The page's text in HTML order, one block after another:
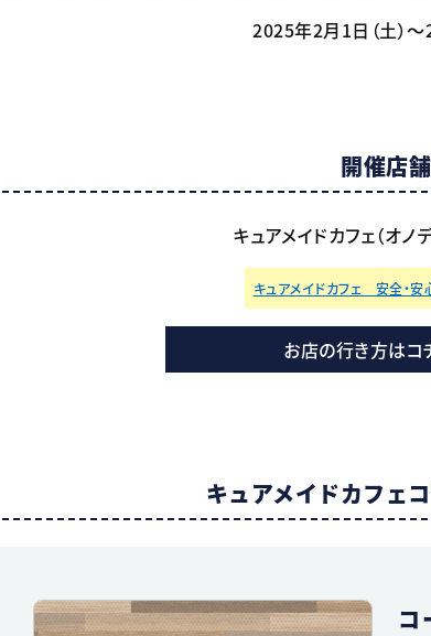
2025年2月1日（土）～
開催店舗
キュアメイドカフェ（オノ
キュアメイドカフェ 安全・
お店の行き方はコ
キュアメイドカフェ
コ